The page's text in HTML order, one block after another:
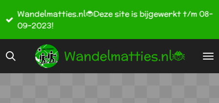
direct
hoofdinhoud
Wandelmatties.nl🐞
Wandelmatties.nl🐞Deze site is bijgewerkt t/m 08-
09-2023!